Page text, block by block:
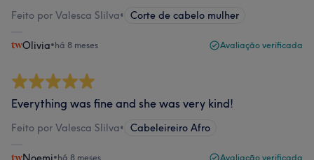
Feito por Valesca SIilva• Corte de cabelo mulher
Olivia•há 8 meses Avaliação verificada
Everything was fine and she was very kind!
Feito por Valesca SIilva• Cabeleireiro Afro
•há 8 meses Avaliação verificada